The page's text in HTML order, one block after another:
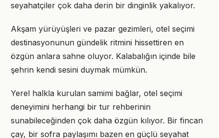
seyahatçiler çok daha derin bir dinginlik yakalıyor.
Akşam yürüyüşleri ve pazar gezimleri, otel seçimi
destinasyonunun gündelik ritmini hissettiren en
özgün anlara sahne oluyor. Kalabalığın içinde bile
şehrin kendi sesini duymak mümkün.
Yerel halkla kurulan samimi bağlar, otel seçimi
deneyimini herhangi bir tur rehberinin
sunabileceğinden çok daha özgün kılıyor. Bir fincan
çay, bir sofra paylaşımı bazen en güçlü seyahat